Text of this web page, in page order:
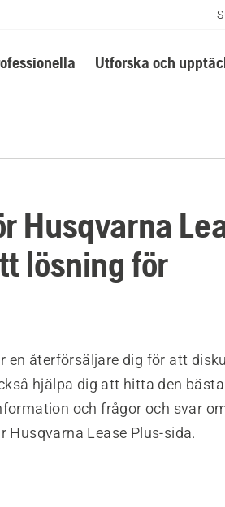
Utforska och
Husqvarna
lösning för
en återförsäljare dig för att
hjälpa dig att hitta den
och frågor och svar
Husqvarna Lease Plus-sida.